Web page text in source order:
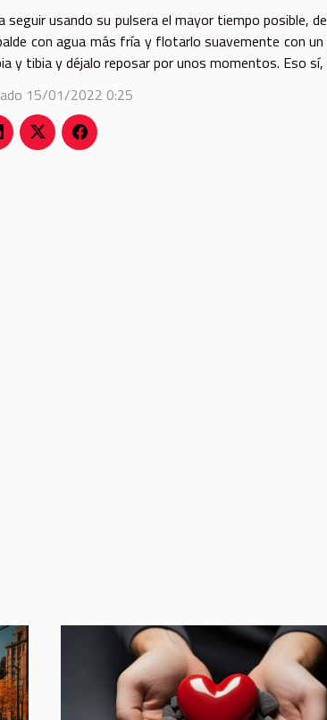
seguir usando su pulsera el mayor tiempo posible,
con agua más fría y flotarlo suavemente con
y tibia y déjalo reposar por unos momentos. Eso
15/01/2022 0:25